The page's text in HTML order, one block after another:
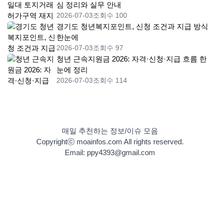
심 정리와 실무 안내
2026-07-03조회수 100
경기도 청년복지포인트, 신청 조건과 지급 방식
한눈에
2026-07-03조회수 97
청년 근속지원금 2026: 자격·신청·지급 흐름 한
눈에 정리
2026-07-03조회수 114
매일 추천하는 정보/이슈 모음
Copyrightⓒ moainfos.com All rights reserved.
Email: ppy4393@gmail.com